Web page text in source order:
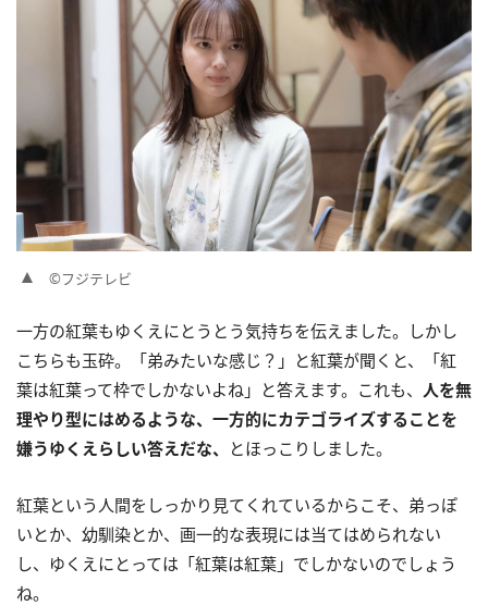
©フジテレビ
一方の紅葉もゆくえにとうとう気持ちを伝えました。しかし
こちらも玉砕。「弟みたいな感じ？」と紅葉が聞くと、「紅
葉は紅葉って枠でしかないよね」と答えます。これも、 人を無
理やり型にはめるような、一方的にカテゴライズすることを
嫌うゆくえらしい答えだな、
とほっこりしました。
紅葉という人間をしっかり見てくれているからこそ、弟っぽ
いとか、幼馴染とか、画一的な表現には当てはめられない
し、ゆくえにとっては「紅葉は紅葉」でしかないのでしょう
ね。